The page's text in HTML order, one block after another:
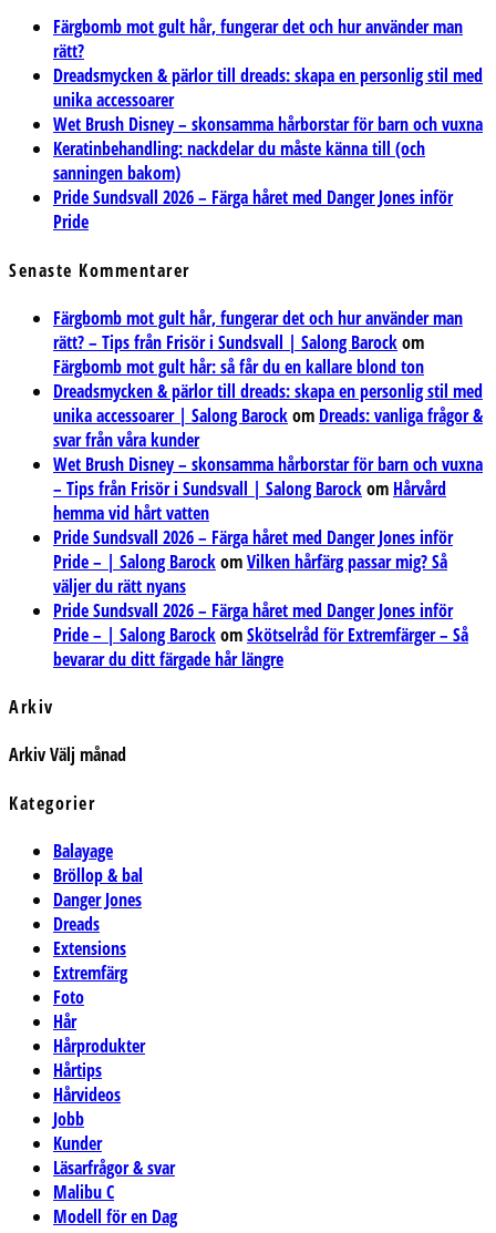
Färgbomb mot gult hår, fungerar det och hur använder man
rätt?
Dreadsmycken & pärlor till dreads: skapa en personlig stil med
unika accessoarer
Wet Brush Disney – skonsamma hårborstar för barn och vuxna
Keratinbehandling: nackdelar du måste känna till (och
sanningen bakom)
Pride Sundsvall 2026 – Färga håret med Danger Jones inför
Pride
Senaste Kommentarer
Färgbomb mot gult hår, fungerar det och hur använder man
rätt? – Tips från Frisör i Sundsvall | Salong Barockom
Färgbomb mot gult hår: så får du en kallare blond ton
Dreadsmycken & pärlor till dreads: skapa en personlig stil med
unika accessoarer | Salong Barockom Dreads: vanliga frågor &
svar från våra kunder
Wet Brush Disney – skonsamma hårborstar för barn och vuxna
– Tips från Frisör i Sundsvall | Salong Barockom Hårvård
hemma vid hårt vatten
Pride Sundsvall 2026 – Färga håret med Danger Jones inför
Pride – | Salong BarockomVilken hårfärg passar mig? Så
väljer du rätt nyans
Pride Sundsvall 2026 – Färga håret med Danger Jones inför
Pride – | Salong BarockomSkötselråd för Extremfärger – Så
bevarar du ditt färgade hår längre
Arkiv
ArkivVälj månad
Kategorier
Balayage
Bröllop & bal
Danger Jones
Dreads
Extensions
Extremfärg
Foto
Hår
Hårprodukter
Hårtips
Hårvideos
Jobb
Kunder
Läsarfrågor & svar
Malibu C
Modell för en Dag